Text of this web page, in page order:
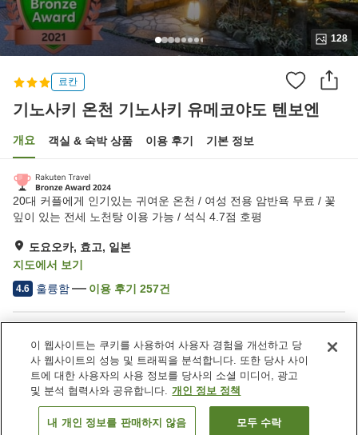
128
료칸
기노사키 온천 기노사키 유메코야도 텐보엔
개요 객실 & 숙박 상품 이용 후기 기본 정보
20대 커플에게 인기있는 귀여운 온천 / 여성 전용 암반욕 무료 / 꽃
잎이 있는 전세 노천탕 이용 가능 / 석식 4.7점 호평
도요오카, 효고, 일본
지도에서 보기
4.6 훌륭함 이용 후기 257건
주차장
암반욕
상점
노천탕 (온천)
일본 효고
도요오카
기노사키 온천 기노사키 유메코야도 텐보엔
객실 보기
이 웹사이트는 쿠키를 사용하여 사용자 경험을 개선하고 당
사 웹사이트의 성능 및 트래픽을 분석합니다. 또한 당사 사이
트에 대한 사용자의 사용 정보를 당사의 소셜 미디어, 광고
및 분석 협력사와 공유합니다. 개인 정보 정책
내 개인 정보를 판매하지 않음 모두 수락